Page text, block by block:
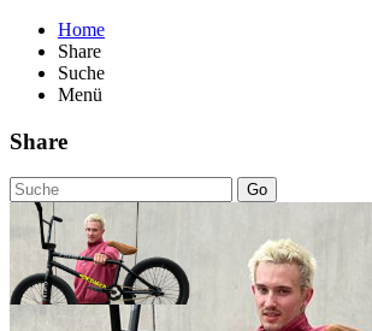
Home
Share
Suche
Menü
Share
Go